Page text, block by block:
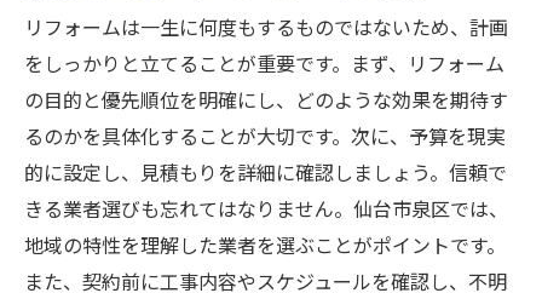
リフォームは一生に何度もするものではないため、計画
をしっかりと立てることが重要です。まず、リフォーム
の目的と優先順位を明確にし、どのような効果を期待す
るのかを具体化することが大切です。次に、予算を現実
的に設定し、見積もりを詳細に確認しましょう。信頼で
きる業者選びも忘れてはなりません。仙台市泉区では、
地域の特性を理解した業者を選ぶことがポイントです。
また、契約前に工事内容やスケジュールを確認し、不明